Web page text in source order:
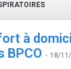
à
BPCO - 18/